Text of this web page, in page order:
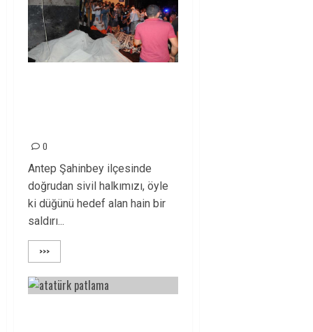
0
Antep Şahinbey ilçesinde
doğrudan sivil halkımızı, öyle
ki düğünü hedef alan hain bir
saldırı...
>>>